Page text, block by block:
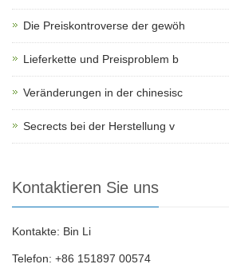
Die Preiskontroverse der gewöh
Lieferkette und Preisproblem b
Veränderungen in der chinesisc
Secrects bei der Herstellung v
Kontaktieren Sie uns
Kontakte: Bin Li
Telefon: +86 151897 00574